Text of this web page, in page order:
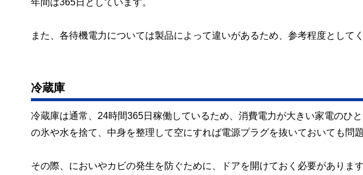
また、各待機電力については製品によって違いがあるため、参考程度としてく
冷蔵庫
冷蔵庫は通常、24時間365日稼働しているため、消費電力が大きい家電のひ
の氷や水を捨て、中身を整理して空にすれば電源プラグを抜いておいても問
その際、においやカビの発生を防ぐために、ドアを開けておく必要がありま